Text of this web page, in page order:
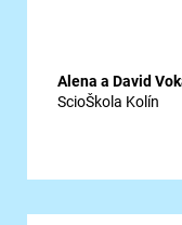
Alena a David
ScioŠkola Kolín